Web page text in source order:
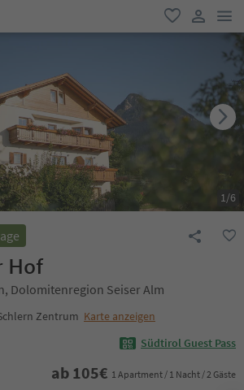
favorit
user link
1/6
Hof
Dolomitenregion Seiser Alm
Zentrum Karte anzeigen
Südtirol Guest Pass
ab 105€ 1 Apartment / 1 Nacht / 2 Gäste